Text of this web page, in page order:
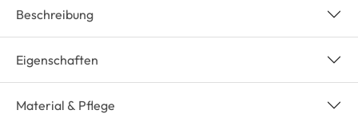
Beschreibung
Eigenschaften
Material & Pflege